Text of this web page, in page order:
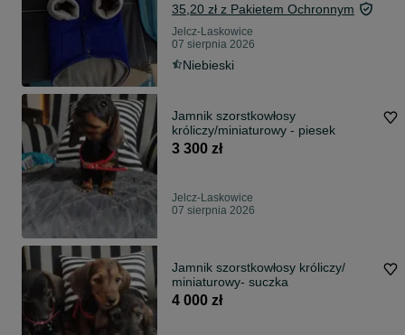
35,20 zł z Pakietem Ochronnym
Jelcz-Laskowice
07 sierpnia 2026
Niebieski
Jamnik szorstkowłosy
króliczy/miniaturowy - piesek
3 300 zł
Jelcz-Laskowice
07 sierpnia 2026
Jamnik szorstkowłosy króliczy/
miniaturowy- suczka
4 000 zł